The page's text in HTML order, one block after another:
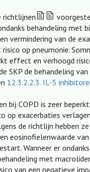
richtlijnen
behandeling met
vermindering van de
op pneumonie.
effect en verhoogd
SKP de behandeling
12.3.2.2.3. IL-5
bij COPD is zeer beperkt.
exacerbaties
de richtlijn hebben
eosinofielenwaarde
Wanneer er
met
van een negatieve